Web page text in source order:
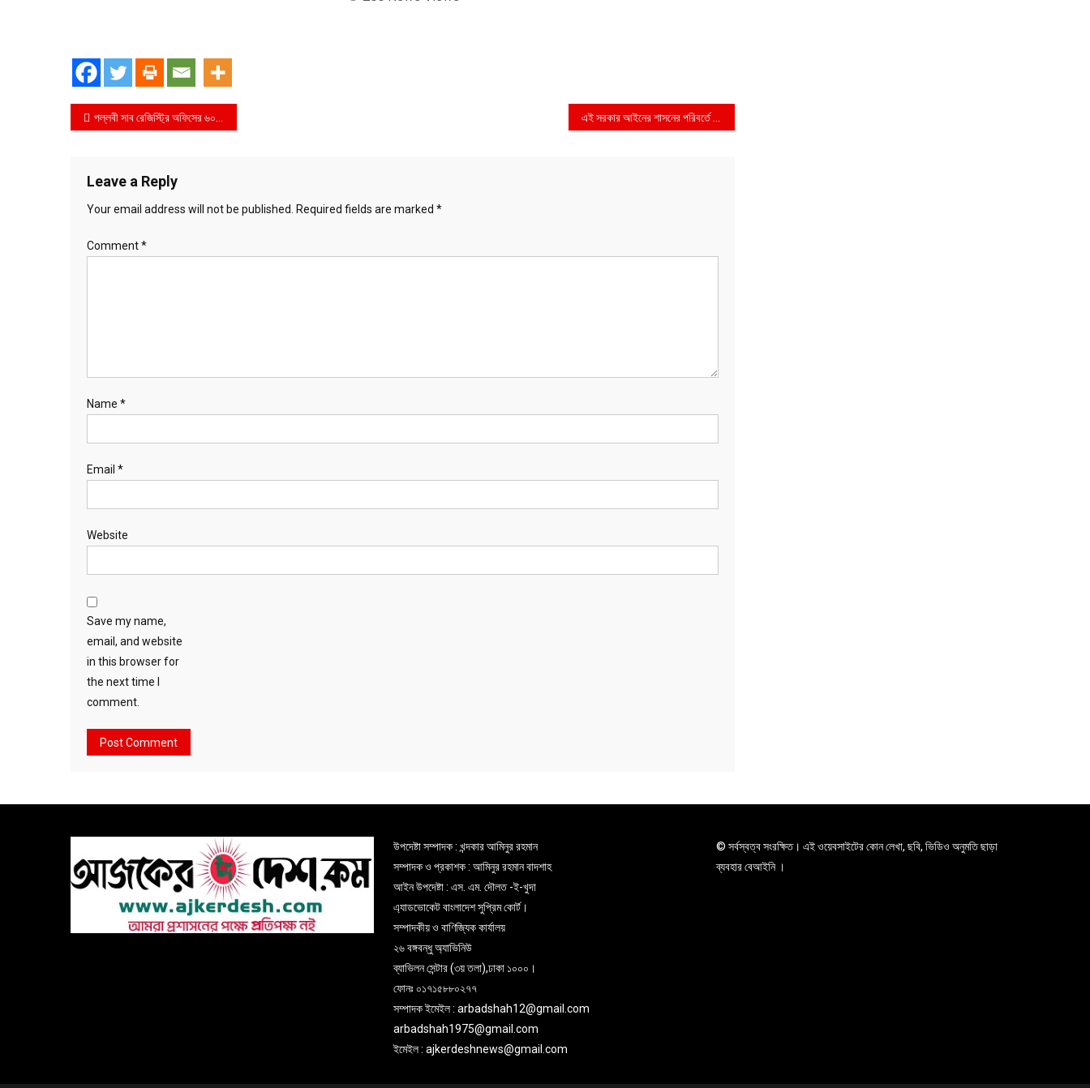
Post
​পল্লবী সাব রেজিস্ট্রি অফিসের ৬০ টাকা বেতনের উমেদার জসিম দুর্নীতির টাকায় কোটি কোটি টাকার সম্পদ​ গড়ে হয়েছেন জমিদার
Leave a Reply
Your email address will not be published. Required fields are marked *
Comment*
Name *
Email *
Website
Save my name,
email, and website
in this browser for
the next time I
comment.
উপদেষ্টা সম্পাদক : খন্দকার আমিনুর রহমান
সম্পাদক ও প্রকাশক : আমিনুর রহমান বাদশাহ
আইন উপদেষ্টা : এস. এম. দৌলত -ই-খুদা
এ্যাডভোকেট বাংলাদেশ সুপ্রিম কোর্ট।
সম্পাদকীয় ও বাণিজ্যিক কার্যালয়
২৬ বঙ্গবন্ধু অ্যাভিনিউ
ব্যাভিলন সেন্টার (৩য় তলা),ঢাকা ১০০০।
ফোনঃ ০১৭১৫৮৮০২৭৭
সম্পাদক ইমেইল : arbadshah12@gmail.com
arbadshah1975@gmail.com
ইমেইল : ajkerdeshnews@gmail.com
© সর্বস্বত্ব সংরক্ষিত। এই ওয়েবসাইটের কোন লেখা, ছবি, ভিডিও অনুমতি ছাড়া
ব্যবহার বেআইনি ।